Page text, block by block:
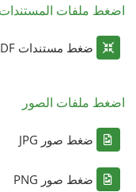
اضغط ملفات المستندات
ضغط مستندات PDF
اضغط ملفات الصور
ضغط صور JPG
ضغط صور PNG